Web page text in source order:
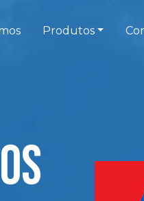
Produtos